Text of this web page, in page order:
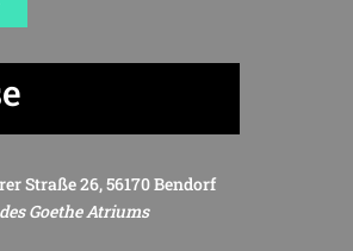
Straße 26, 56170 Bendorf
Goethe Atriums